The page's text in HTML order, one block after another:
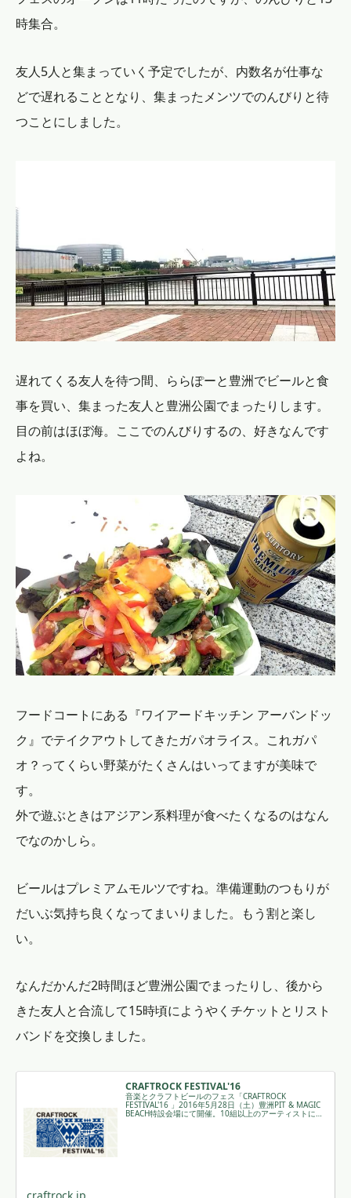
時集合。
友人5人と集まっていく予定でしたが、内数名が仕事な
どで遅れることとなり、集まったメンツでのんびりと待
つことにしました。
遅れてくる友人を待つ間、ららぽーと豊洲でビールと食
事を買い、集まった友人と豊洲公園でまったりします。
目の前はほぼ海。ここでのんびりするの、好きなんです
よね。
フードコートにある『ワイアードキッチン アーバンドッ
ク』でテイクアウトしてきたガパオライス。これガパ
オ？ってくらい野菜がたくさんはいってますが美味で
す。
外で遊ぶときはアジアン系料理が食べたくなるのはなん
でなのかしら。
ビールはプレミアムモルツですね。準備運動のつもりが
だいぶ気持ち良くなってまいりました。もう割と楽し
い。
なんだかんだ2時間ほど豊洲公園でまったりし、後から
きた友人と合流して15時頃にようやくチケットとリスト
バンドを交換しました。
CRAFTROCK FESTIVAL'16
音楽とクラフトビールのフェス「CRAFTROCK
FESTIVAL'16 」2016年5月28日（土）豊洲PIT & MAGIC
BEACH特設会場にて開催。10組以上のアーティストによ